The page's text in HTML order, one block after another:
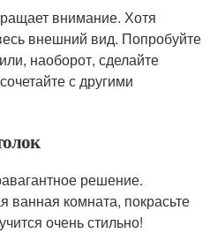
внимание. Хотя
внешний вид. Попробуйте
наоборот, сделайте
с другими
решение.
ванная комната, покрасьте
очень стильно!